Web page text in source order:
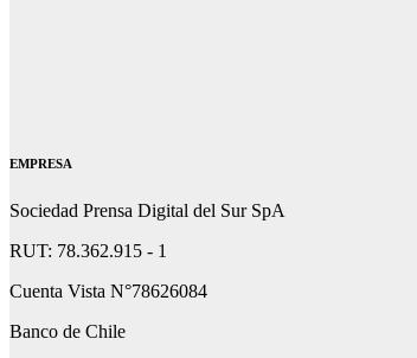
EMPRESA
Sociedad Prensa Digital del Sur SpA
RUT: 78.362.915 - 1
Cuenta Vista N°78626084
Banco de Chile